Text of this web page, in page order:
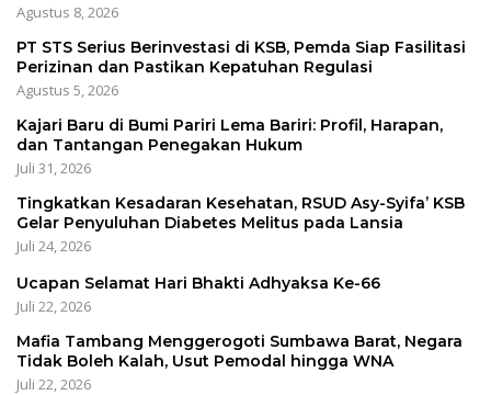
Agustus 8, 2026
PT STS Serius Berinvestasi di KSB, Pemda Siap Fasilitasi
Perizinan dan Pastikan Kepatuhan Regulasi
Agustus 5, 2026
Kajari Baru di Bumi Pariri Lema Bariri: Profil, Harapan,
dan Tantangan Penegakan Hukum
Juli 31, 2026
Tingkatkan Kesadaran Kesehatan, RSUD Asy-Syifa’ KSB
Gelar Penyuluhan Diabetes Melitus pada Lansia
Juli 24, 2026
Ucapan Selamat Hari Bhakti Adhyaksa Ke-66
Juli 22, 2026
Mafia Tambang Menggerogoti Sumbawa Barat, Negara
Tidak Boleh Kalah, Usut Pemodal hingga WNA
Juli 22, 2026